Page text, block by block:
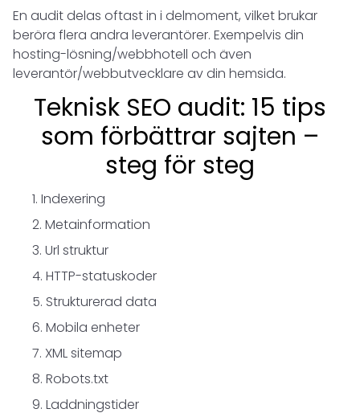
En audit delas oftast in i delmoment, vilket brukar
beröra flera andra leverantörer. Exempelvis din
hosting-lösning/webbhotell och även
leverantör/webbutvecklare av din hemsida.
Teknisk SEO audit: 15 tips
som förbättrar sajten –
steg för steg
Indexering
Metainformation
Url struktur
HTTP-statuskoder
Strukturerad data
Mobila enheter
XML sitemap
Robots.txt
Laddningstider